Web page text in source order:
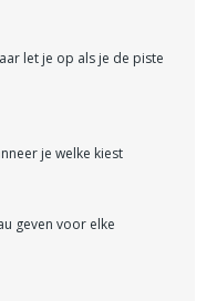
let je op als je de piste
je welke kiest
geven voor elke